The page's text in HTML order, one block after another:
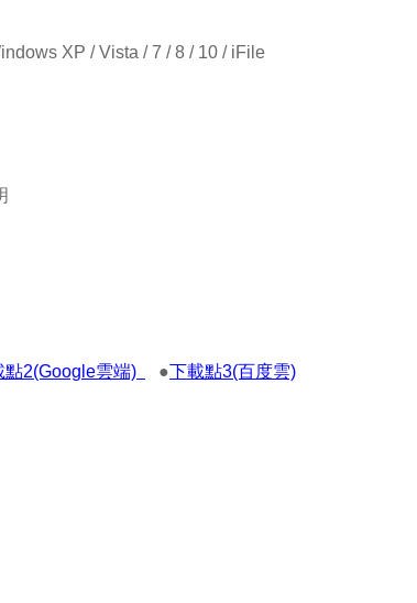
XP / Vista / 7 / 8 / 10 / iFile
點2(Google雲端) ●下載點3(百度雲)